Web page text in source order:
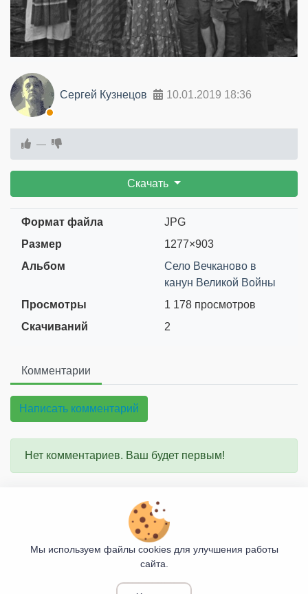
Сергей Кузнецов 10.01.2019 18:36
—
Скачать
Формат файла
JPG
Размер
1277×903
Альбом
Село Вечканово в
канун Великой Войны
Просмотры
1 178 просмотров
Скачиваний
2
Комментарии
Написать комментарий
Нет комментариев. Ваш будет первым!
Правила сайта
© 2017 - 2026
Мы используем файлы cookies для улучшения работы
сайта.